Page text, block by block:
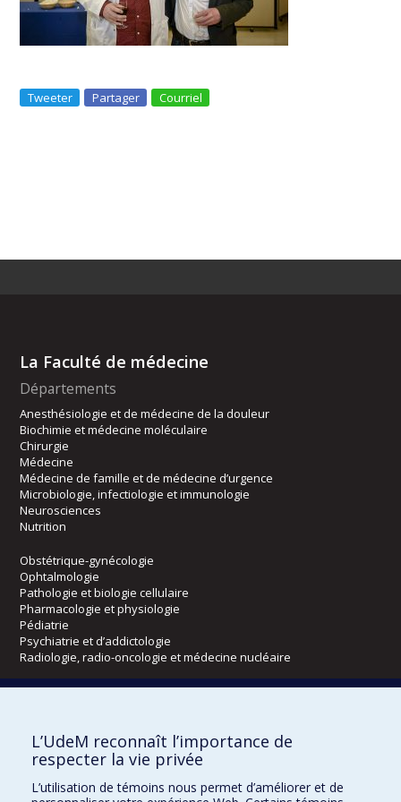
Tweeter Partager Courriel
La Faculté de médecine
Départements
Anesthésiologie et de médecine de la douleur
Biochimie et médecine moléculaire
Chirurgie
Médecine
Médecine de famille et de médecine d’urgence
Microbiologie, infectiologie et immunologie
Neurosciences
Nutrition
Obstétrique-gynécologie
Ophtalmologie
Pathologie et biologie cellulaire
Pharmacologie et physiologie
Pédiatrie
Psychiatrie et d’addictologie
Radiologie, radio-oncologie et médecine nucléaire
Kinésiologie et des sciences de l’activité physique
Orthophonie et audiologie
L’UdeM reconnaît l’importance de
respecter la vie privée
L’utilisation de témoins nous permet d’améliorer et de